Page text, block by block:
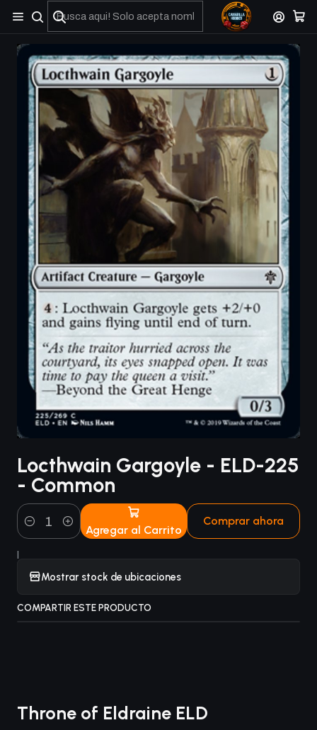
No olviden reportar sus depositos y transferencias por Whatsapp
Locthwain Gargoyle - ELD-225
- Common
Cantidad Agregar al Carrito
Comprar ahora
|
Mostrar stock de ubicaciones
COMPARTIR ESTE PRODUCTO
Throne of Eldraine ELD